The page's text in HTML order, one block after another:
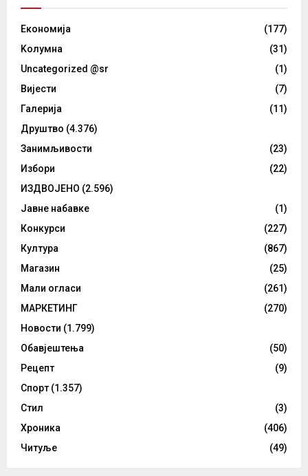
Eкономија
(177)
Kолумнa
(31)
Uncategorized @sr
(1)
Вијести
(7)
Галерија
(11)
Друштво (4.376)
Занимљивости
(23)
Избори
(22)
ИЗДВОЈЕНО (2.596)
Јавне набавке
(1)
Конкурси
(227)
Култура
(867)
Магазин
(25)
Мали огласи
(261)
МАРКЕТИНГ
(270)
Новости (1.799)
Обавјештења
(50)
Рецепт
(9)
Спорт (1.357)
Стил
(3)
Хроника
(406)
Читуље
(49)